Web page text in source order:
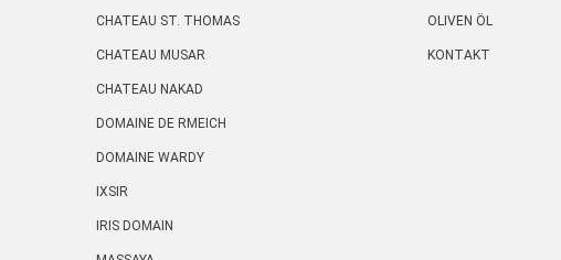
CHATEAU ST. THOMAS
CHATEAU MUSAR
CHATEAU NAKAD
DOMAINE DE RMEICH
DOMAINE WARDY
IXSIR
IRIS DOMAIN
OLIVEN ÖL
KONTAKT